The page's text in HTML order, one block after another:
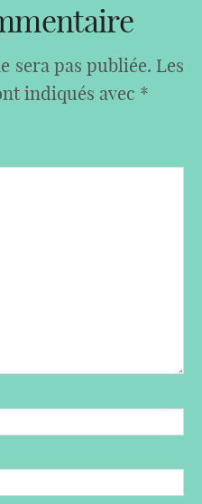
sera pas publiée. Les
indiqués avec *